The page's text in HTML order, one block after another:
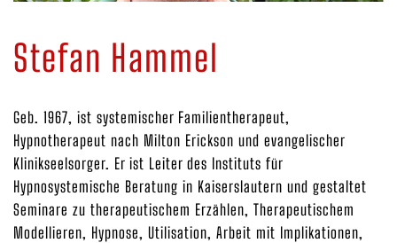
Stefan Hammel
Geb. 1967, ist systemischer Familientherapeut,
Hypnotherapeut nach Milton Erickson und evangelischer
Klinikseelsorger. Er ist Leiter des Instituts für
Hypnosystemische Beratung in Kaiserslautern und gestaltet
Seminare zu therapeutischem Erzählen, Therapeutischem
Modellieren, Hypnose, Utilisation, Arbeit mit Implikationen,